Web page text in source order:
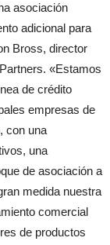
asociación
adicional para
Bross, director
«Estamos
de crédito
empresas de
con una
una
de asociación a
medida nuestra
comercial
de productos